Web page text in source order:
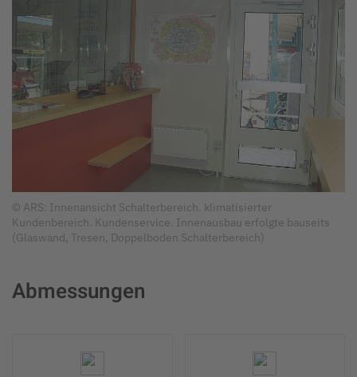
© ARS: Innenansicht Schalterbereich. klimatisierter
Kundenbereich. Kundenservice. Innenausbau erfolgte bauseits
(Glaswand, Tresen, Doppelboden Schalterbereich)
Abmessungen